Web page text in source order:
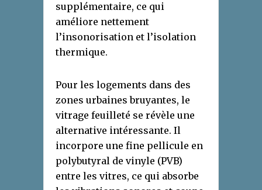
supplémentaire, ce qui
améliore nettement
l’insonorisation et l’isolation
thermique.
Pour les logements dans des
zones urbaines bruyantes, le
vitrage feuilleté se révèle une
alternative intéressante. Il
incorpore une fine pellicule en
polybutyral de vinyle (PVB)
entre les vitres, ce qui absorbe